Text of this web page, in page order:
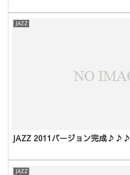
JAZZ
JAZZ 2011バージョン完成♪♪♪
JAZZ